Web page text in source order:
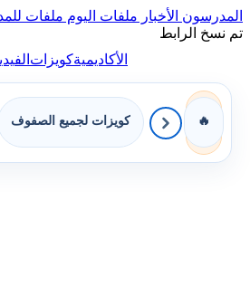
المدرسونالأخبار ملفات اليومملفات
تم نسخ الرابط
الأكاديميةكويزات
🔥 كويزات لجميع الصفوف